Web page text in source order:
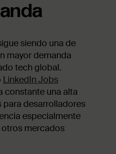
siendo una de
mayor demanda
tech global.
LinkedIn Jobs
constante una alta
para desarrolladores
especialmente
mercados